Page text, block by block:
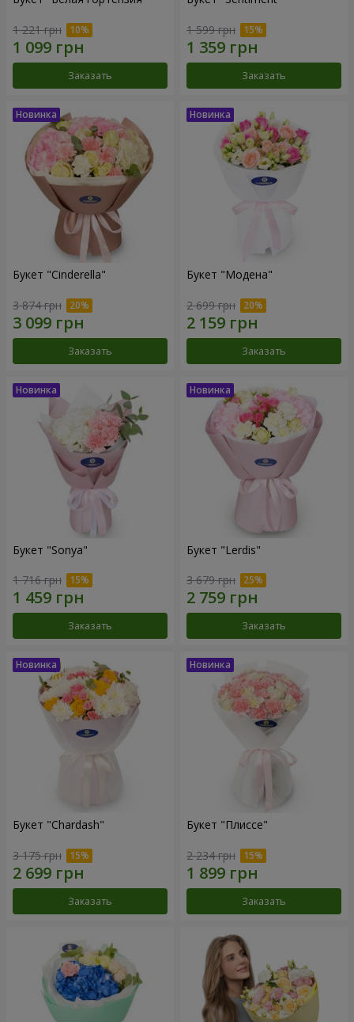
1 221 грн
Заказать
1 599 грн
Заказать
Букет "Cinderella"
3 874 грн
Заказать
Букет "Модена"
2 699 грн
Заказать
Букет "Sonya"
1 716 грн
Заказать
Букет "Lerdis"
3 679 грн
Заказать
Букет "Chardash"
3 175 грн
Заказать
Букет "Плиссе"
2 234 грн
Заказать